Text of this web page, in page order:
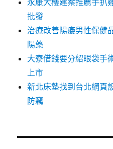
永康大樓建案推薦手扒
批發
治療改善陽痿男性保健
陽藥
大寮借錢要分紹眼袋手
上市
新北床墊找到台北網頁
防竊